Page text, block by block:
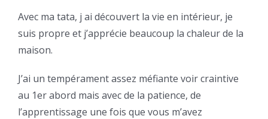
Avec ma tata, j ai découvert la vie en intérieur, je
suis propre et j’apprécie beaucoup la chaleur de la
maison.
J’ai un tempérament assez méfiante voir craintive
au 1er abord mais avec de la patience, de
l’apprentissage une fois que vous m’avez